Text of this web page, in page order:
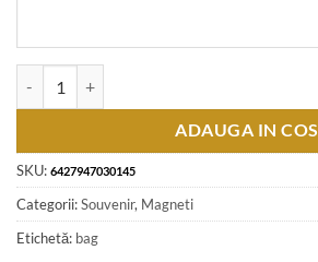
ADAUGA IN COS
SKU: 6427947030145
Categorii:Souvenir, Magneti
Etichetă: bag